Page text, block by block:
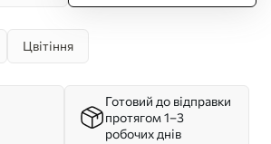
Цвітіння
Готовий до відправки
протягом 1–3
робочих днів